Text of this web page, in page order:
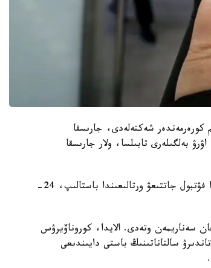
كورەرمەندەر شەكتەلەدى، جارىسقا
بەلگىلەرى تابىلسا، ولار جارىسقا
وليمپيادا الاۋى ەستافەتاسى 26- ناۋرىزدا فۋكۋسيما پرەفەكتۋراسىندا فۋتبول جاتتىعۋ ورتالىعىندا باستالىپ، 24-
سەناريمەن وتەدى. الايدا، كوروناۆيرۋس
سالتاناتىنىڭ باستى دايىندىعى